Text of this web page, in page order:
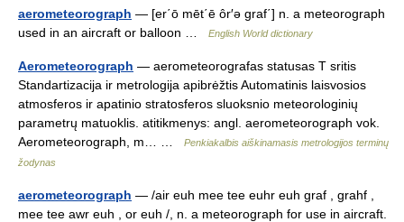
aerometeorograph — [er΄ō mēt΄ē ôr′ə graf΄] n. a meteorograph
used in an aircraft or balloon …
English World dictionary
Aerometeorograph — aerometeorografas statusas T sritis
Standartizacija ir metrologija apibrėžtis Automatinis laisvosios
atmosferos ir apatinio stratosferos sluoksnio meteorologinių
parametrų matuoklis. atitikmenys: angl. aerometeorograph vok.
Aerometeorograph, m… …
Penkiakalbis aiškinamasis metrologijos terminų
žodynas
aerometeorograph — /air euh mee tee euhr euh graf , grahf ,
mee tee awr euh , or euh /, n. a meteorograph for use in aircraft.